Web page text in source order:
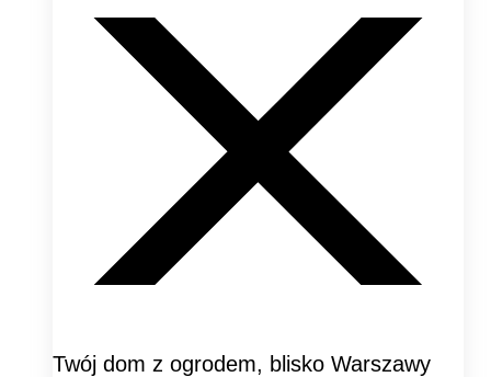
Twój dom z ogrodem, blisko Warszawy